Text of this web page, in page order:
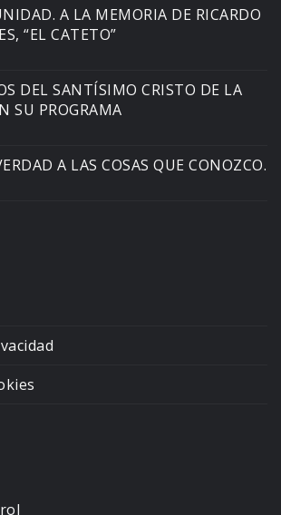
A LA MEMORIA DE RICARDO
“EL CATETO”
DEL SANTÍSIMO CRISTO DE LA
SU PROGRAMA
A LAS COSAS QUE CONOZCO.